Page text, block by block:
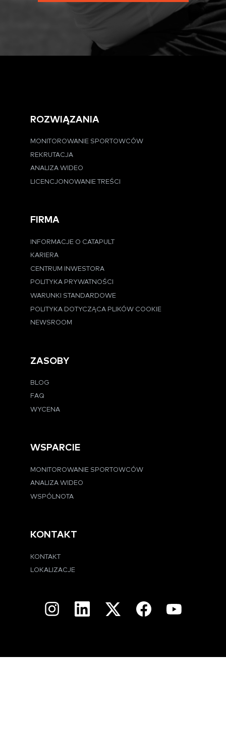
ROZWIĄZANIA
MONITOROWANIE SPORTOWCÓW
REKRUTACJA
ANALIZA WIDEO
LICENCJONOWANIE TREŚCI
FIRMA
INFORMACJE O CATAPULT
KARIERA
CENTRUM INWESTORA
POLITYKA PRYWATNOŚCI
WARUNKI STANDARDOWE
POLITYKA DOTYCZĄCA PLIKÓW COOKIE
NEWSROOM
ZASOBY
BLOG
FAQ
WYCENA
WSPARCIE
MONITOROWANIE SPORTOWCÓW
ANALIZA WIDEO
WSPÓLNOTA
KONTAKT
KONTAKT
LOKALIZACJE